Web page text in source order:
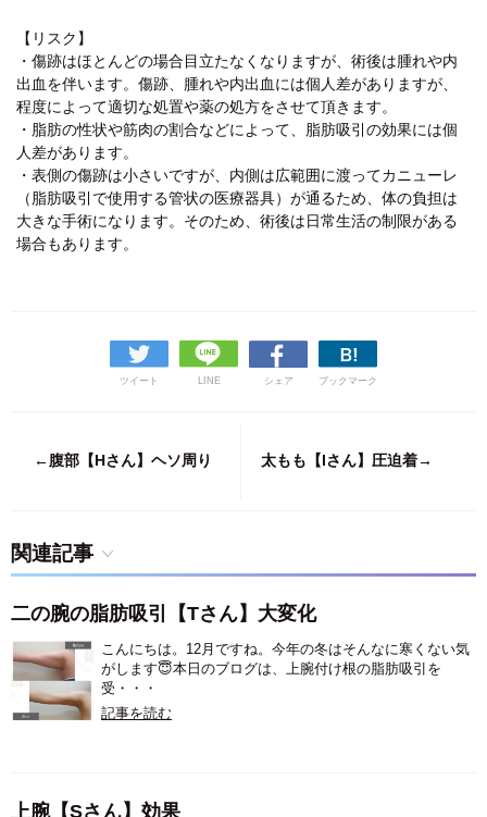
【リスク】
・傷跡はほとんどの場合目立たなくなりますが、術後は腫れや内
出血を伴います。傷跡、腫れや内出血には個人差がありますが、
程度によって適切な処置や薬の処方をさせて頂きます。
・脂肪の性状や筋肉の割合などによって、脂肪吸引の効果には個
人差があります。
・表側の傷跡は小さいですが、内側は広範囲に渡ってカニューレ
（脂肪吸引で使用する管状の医療器具）が通るため、体の負担は
大きな手術になります。そのため、術後は日常生活の制限がある
場合もあります。
ツイート LINE シェア ブックマーク
←腹部【Hさん】ヘソ周り 太もも【Iさん】圧迫着→
関連記事
二の腕の脂肪吸引【Tさん】大変化
こんにちは。12月ですね。今年の冬はそんなに寒くない気
がします😇本日のブログは、上腕付け根の脂肪吸引を
受・・・
記事を読む
上腕【Sさん】効果